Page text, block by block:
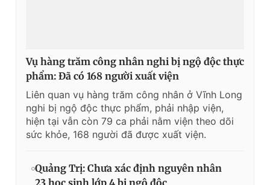
Vụ hàng trăm công nhân nghi bị ngộ độc thực
phẩm: Đã có 168 người xuất viện
Liên quan vụ hàng trăm công nhân ở Vĩnh Long
nghi bị ngộ độc thực phẩm, phải nhập viện,
hiện tại vẫn còn 79 ca phải nằm viện theo dõi
sức khỏe, 168 người đã được xuất viện.
Quảng Trị: Chưa xác định nguyên nhân